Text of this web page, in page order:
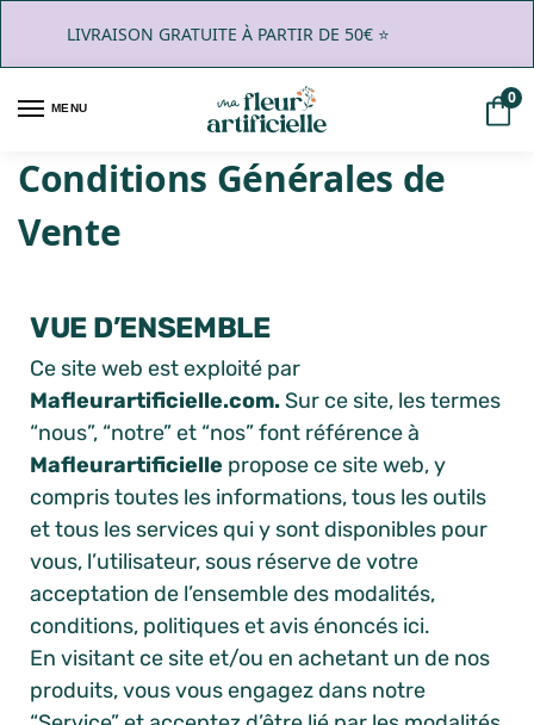
LIVRAISON GRATUITE À PARTIR DE 50€ ⭐️
MENU
0
Conditions Générales de
Vente
VUE D’ENSEMBLE
Ce site web est exploité par
Mafleurartificielle.com.Sur ce site, les termes
“nous”, “notre” et “nos” font référence à
Mafleurartificielle propose ce site web, y
compris toutes les informations, tous les outils
et tous les services qui y sont disponibles pour
vous, l’utilisateur, sous réserve de votre
acceptation de l’ensemble des modalités,
conditions, politiques et avis énoncés ici.
En visitant ce site et/ou en achetant un de nos
produits, vous vous engagez dans notre